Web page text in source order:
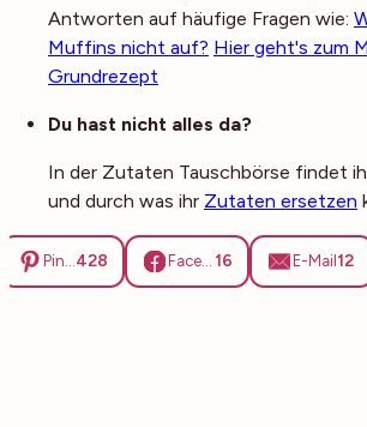
Antworten auf häufige Fragen wie:
Muffins nicht auf? Hier geht's zum
Grundrezept
Du hast nicht alles da?
In der Zutaten Tauschbörse findet
und durch was ihr Zutaten ersetzen
428 16 E-Mail12